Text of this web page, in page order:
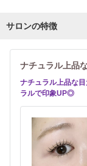
サロンの特徴
ナチュラル上品
ナチュラル上品な
ラルで印象UP◎